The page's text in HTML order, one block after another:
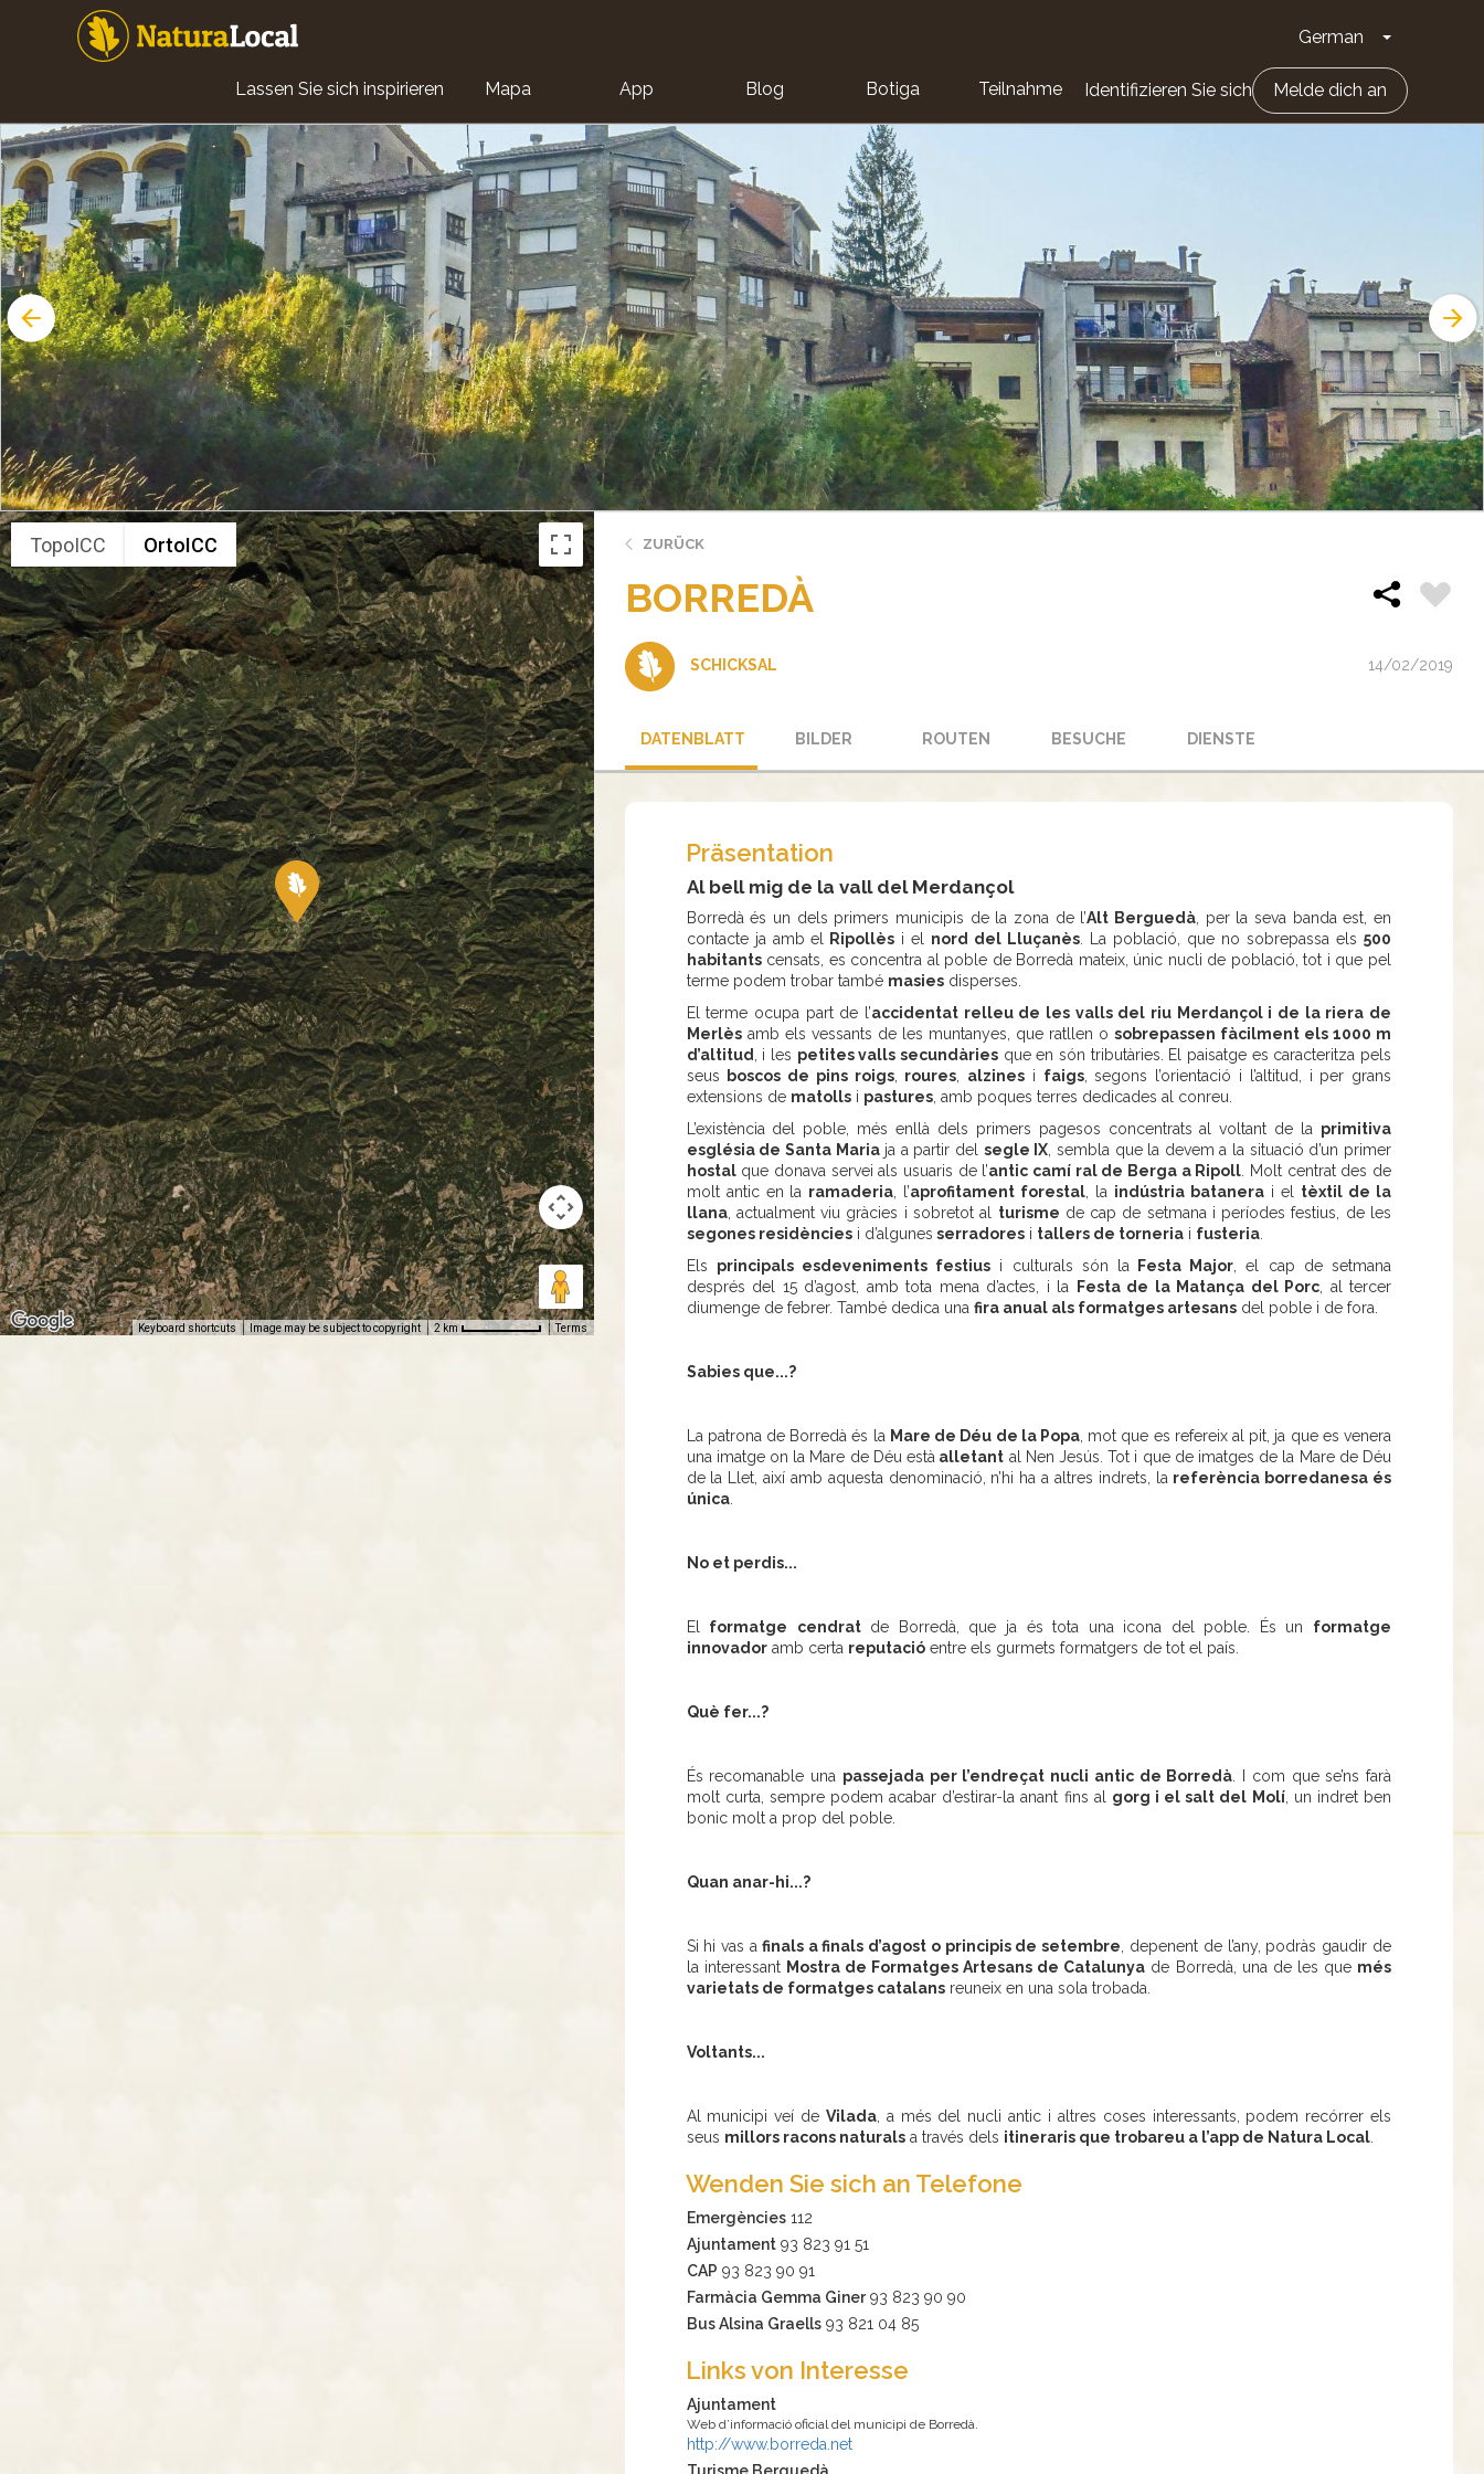
German Dropdown-
Main
navigation
Lassen Sie sich inspirieren Mapa App Blog Botiga Teilnahme Identifizieren Sie sich Melde dich an
TopoICC OrtoICC
Keyboard shortcuts Image may be subject to copyright 2 km Terms
ZURÜCK
BORREDÀ
SCHICKSAL 14/02/2019
DATENBLATT BILDER ROUTEN BESUCHE DIENSTE
Präsentation
Al bell mig de la vall del Merdançol
Borredà és un dels primers municipis de la zona de l’Alt Berguedà, per la seva banda est, en
contacte ja amb el Ripollès i el nord del Lluçanès. La població, que no sobrepassa els500
habitantscensats, es concentra al poble de Borredà mateix, únic nucli de població, tot i que pel
terme podem trobar també masiesdisperses.
El terme ocupa part de l’accidentat relleu de les valls del riu Merdançol i de la riera de
Merlèsamb els vessants de les muntanyes, que ratllen o sobrepassen fàcilment els 1000 m
d’altitud, i les petites valls secundàriesque en són tributàries. El paisatge es caracteritza pels
seus boscos de pins roigs, roures, alzines i faigs, segons l’orientació i l’altitud, i per grans
extensions de matollsi pastures, amb poques terres dedicades al conreu.
L’existència del poble, més enllà dels primers pagesos concentrats al voltant de la primitiva
església de Santa Mariaja a partir del segle IX, sembla que la devem a la situació d’un primer
hostalque donava servei als usuaris de l’antic camí ral de Berga a Ripoll. Molt centrat des de
molt antic en la ramaderia, l’aprofitament forestal, la indústria batanera i el tèxtil de la
llana, actualment viu gràcies i sobretot al turisme de cap de setmana i períodes festius, de les
segones residènciesi d’algunes serradoresi tallers de torneriai fusteria.
Els principals esdeveniments festius i culturals són laFesta Major, el cap de setmana
després del 15 d’agost, amb tota mena d’actes, i la
Festa de la Matança del Porc, al tercer
diumenge de febrer. També dedica una fira anual als formatges artesansdel poble i de fora.
Sabies que...?
La patrona de Borredà és la Mare de Déu de la Popa, mot que es refereix al pit, ja que es venera
una imatge on la Mare de Déu està alletant al Nen Jesús. Tot i que de imatges de la Mare de Déu
de la Llet, així amb aquesta denominació, n’hi ha a altres indrets, la referència borredanesa és
única.
No et perdis...
El formatge cendratde Borredà, que ja és tota una icona del poble. És un formatge
innovadoramb certa reputacióentre els gurmets formatgers de tot el país.
Què fer...?
És recomanable una passejada per l’endreçat nucli antic de Borredà. I com que se’ns farà
molt curta, sempre podem acabar d’estirar-la anant fins al gorg i el salt del Molí, un indret ben
bonic molt a prop del poble.
Quan anar-hi...?
Si hi vas afinals a finals d’agost o principis de setembre, depenent de l’any, podràs gaudir de
la interessant Mostra de Formatges Artesans de Catalunya de Borredà, una de les que més
varietats de formatges catalansreuneix en una sola trobada.
Voltants...
Al municipi veí de Vilada, a més del nucli antic i altres coses interessants, podem recórrer els
seus millors racons naturalsa través dels itineraris que trobareu a l’app de Natura Local.
Wenden Sie sich an Telefone
Emergències 112
Ajuntament 93 823 91 51
CAP 93 823 90 91
Farmàcia Gemma Giner 93 823 90 90
Bus Alsina Graells 93 821 04 85
Links von Interesse
Ajuntament
Web d’informació oficial del municipi de Borredà.
http://www.borreda.net